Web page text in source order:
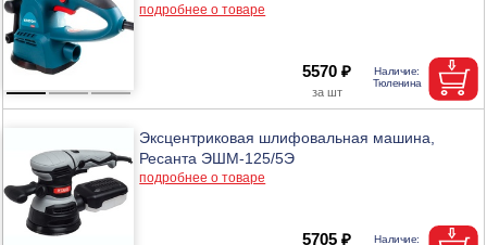
подробнее о товаре
5570 ₽
Эксцентриковая шлифовальная машина,
Ресанта ЭШМ-125/5Э
подробнее о товаре
5705 ₽